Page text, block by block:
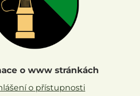
o www stránkách
o přístupnosti